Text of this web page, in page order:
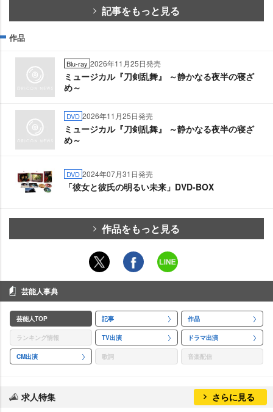
記事をもっと見る
作品
Blu-ray 2026年11月25日発売
ミュージカル『刀剣乱舞』 ～静かなる夜半の寝ざ
め～
DVD 2026年11月25日発売
ミュージカル『刀剣乱舞』 ～静かなる夜半の寝ざ
め～
DVD 2024年07月31日発売
「彼女と彼氏の明るい未来」DVD-BOX
作品をもっと見る
芸能人事典
芸能人TOP 記事 作品
ランキング情報 TV出演 ドラマ出演
CM出演 歌詞 音楽配信
求人特集 さらに見る